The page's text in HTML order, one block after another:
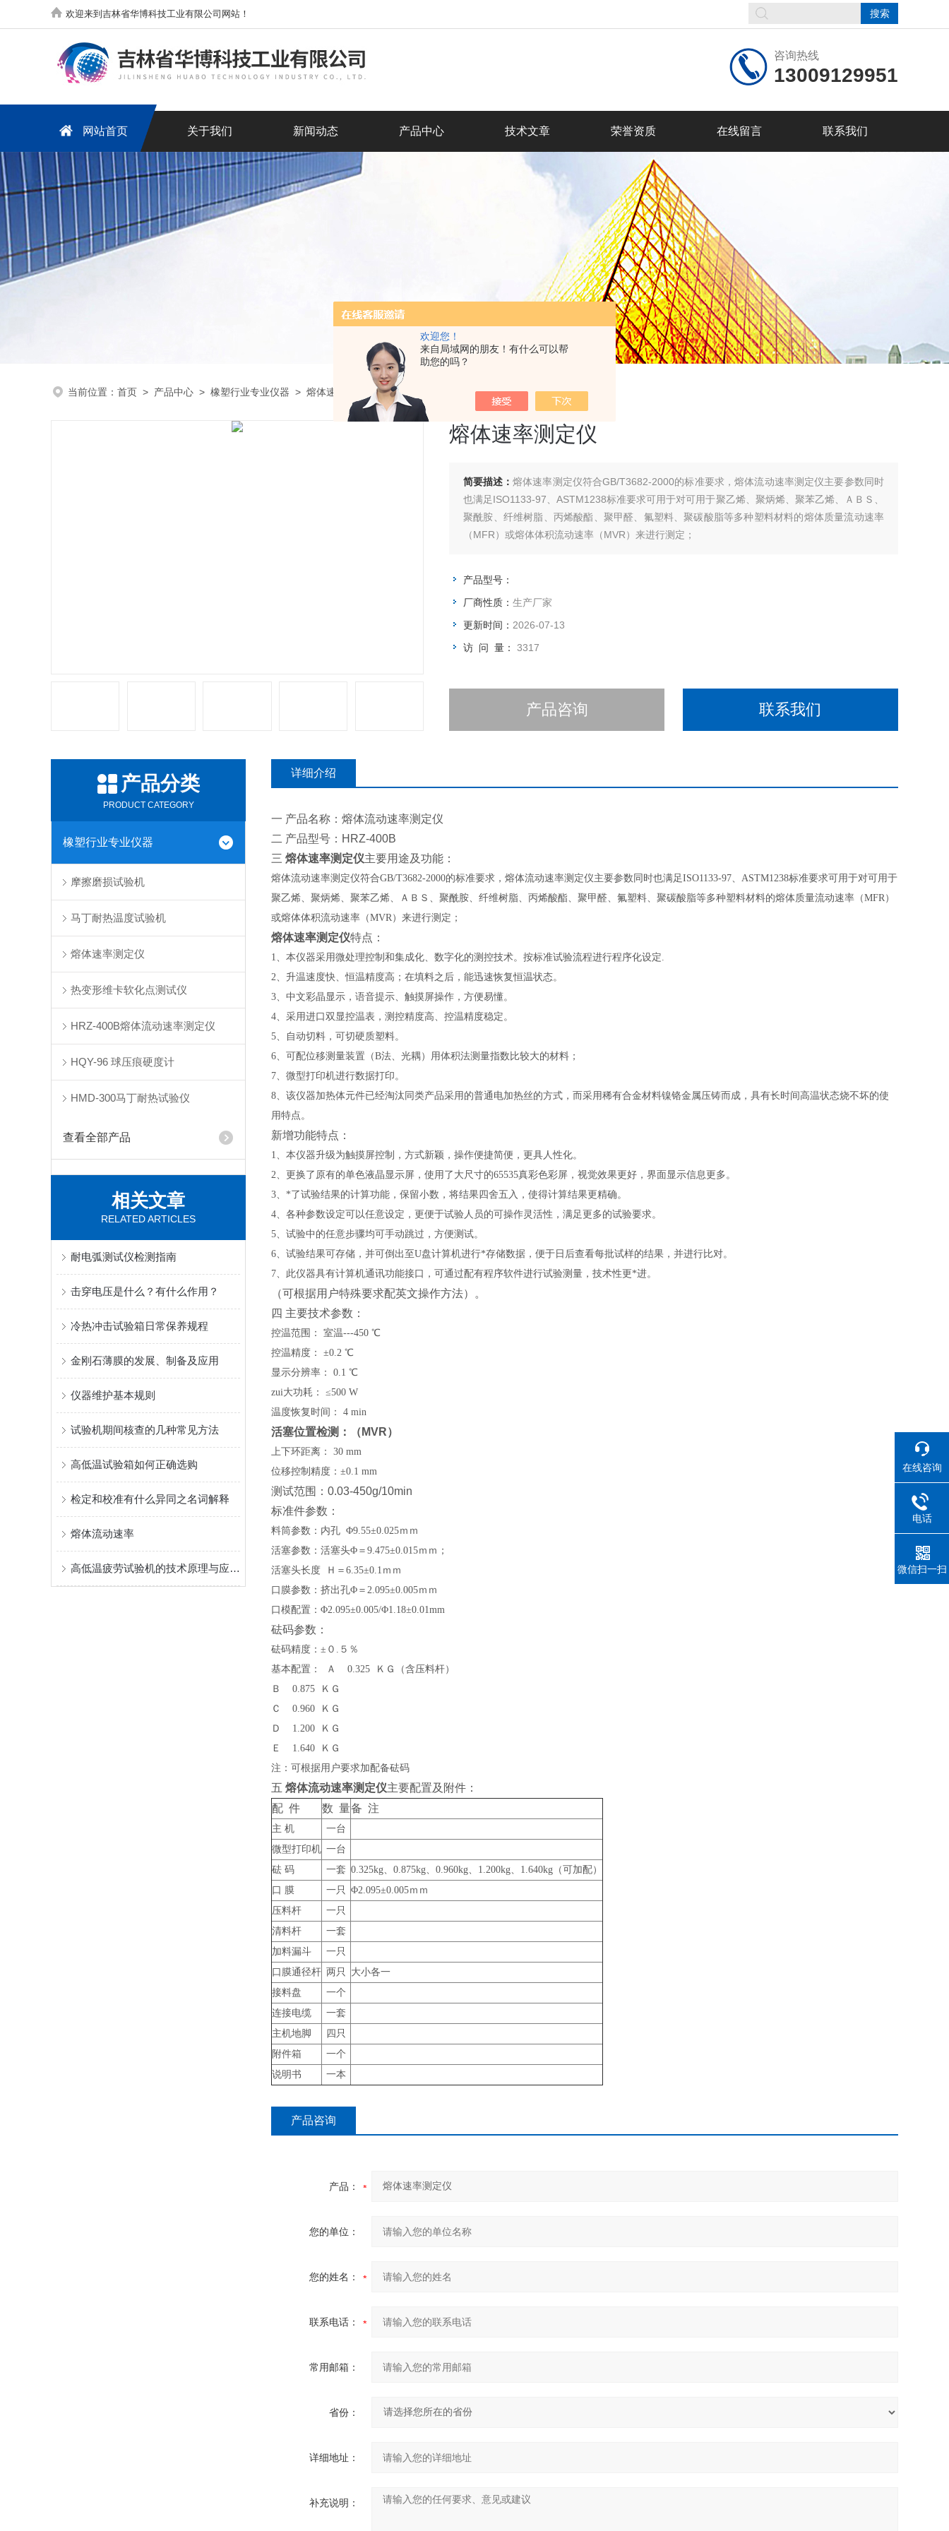
欢迎您！
来自局域网的朋友！有什么可以帮
助您的吗？
欢迎来到吉林省华博科技工业有限公司网站！
咨询热线
13009129951
网站首页 关于我们 新闻动态 产品中心 技术文章 荣誉资质 在线留言 联系我们
当前位置： 首页 > 产品中心 > 橡塑行业专业仪器 > 熔体速率测定仪 >熔体速率测定仪
熔体速率测定仪
简要描述： 熔体速率测定仪符合GB/T3682-2000的标准要求，熔体流动速率测定仪主要参数同时
也满足ISO1133-97、ASTM1238标准要求可用于对可用于聚乙烯、聚炳烯、聚苯乙烯、ＡＢＳ、
聚酰胺、纤维树脂、丙烯酸酯、聚甲醛、氟塑料、聚碳酸脂等多种塑料材料的熔体质量流动速率
（MFR）或熔体体积流动速率（MVR）来进行测定；
产品型号：
厂商性质： 生产厂家
更新时间： 2026-07-13
访 问 量： 3317
产品咨询 联系我们
产品分类
PRODUCT CATEGORY
橡塑行业专业仪器
摩擦磨损试验机
马丁耐热温度试验机
熔体速率测定仪
热变形维卡软化点测试仪
HRZ-400B熔体流动速率测定仪
HQY-96 球压痕硬度计
HMD-300马丁耐热试验仪
查看全部产品
相关文章
RELATED ARTICLES
耐电弧测试仪检测指南
击穿电压是什么？有什么作用？
冷热冲击试验箱日常保养规程
金刚石薄膜的发展、制备及应用
仪器维护基本规则
试验机期间核查的几种常见方法
高低温试验箱如何正确选购
检定和校准有什么异同之名词解释
熔体流动速率
高低温疲劳试验机的技术原理与应用实践
详细介绍
一 产品名称：熔体流动速率测定仪
二 产品型号：HRZ-400B
三 熔体速率测定仪主要用途及功能：
熔体流动速率测定仪符合GB/T3682-2000的标准要求，熔体流动速率测定仪主要参数同时也满足ISO1133-97、ASTM1238标准要求可用于对可用于
聚乙烯、聚炳烯、聚苯乙烯、ＡＢＳ、聚酰胺、纤维树脂、丙烯酸酯、聚甲醛、氟塑料、聚碳酸脂等多种塑料材料的熔体质量流动速率（MFR）
或熔体体积流动速率（MVR）来进行测定；
熔体速率测定仪特点：
1、本仪器采用微处理控制和集成化、数字化的测控技术。 按标准试验流程进行程序化设定.
2、升温速度快、恒温精度高；在填料之后，能迅速恢复恒温状态。
3、中文彩晶显示，语音提示、触摸屏操作，方便易懂。
4、采用进口双显控温表，测控精度高、控温精度稳定。
5、自动切料，可切硬质塑料。
6、可配位移测量装置（B法、光耦）用体积法测量指数比较大的材料；
7、微型打印机进行数据打印。
8、该仪器加热体元件已经淘汰同类产品采用的普通电加热丝的方式，而采用稀有合金材料镍铬金属压铸而成，具有长时间高温状态烧不坏的使
用特点。
新增功能特点：
1、本仪器升级为触摸屏控制，方式新颖，操作便捷简便，更具人性化。
2、更换了原有的单色液晶显示屏，使用了大尺寸的65535真彩色彩屏，视觉效果更好，界面显示信息更多。
3、*了试验结果的计算功能，保留小数，将结果四舍五入，使得计算结果更精确。
4、各种参数设定可以任意设定，更便于试验人员的可操作灵活性，满足更多的试验要求。
5、试验中的任意步骤均可手动跳过，方便测试。
6、试验结果可存储，并可倒出至U盘计算机进行*存储数据，便于日后查看每批试样的结果，并进行比对。
7、此仪器具有计算机通讯功能接口，可通过配有程序软件进行试验测量，技术性更*进。
（可根据用户特殊要求配英文操作方法）。
四 主要技术参数：
控温范围： 室温---450 ℃
控温精度： ±0.2 ℃
显示分辨率： 0.1 ℃
zui大功耗： ≤500 W
温度恢复时间： 4 min
活塞位置检测： （MVR）
上下环距离： 30 mm
位移控制精度：±0.1 mm
测试范围：0.03-450g/10min
标准件参数：
料筒参数：内孔 Φ9.55±0.025ｍｍ
活塞参数：活塞头Φ＝9.475±0.015ｍｍ；
活塞头长度 Ｈ＝6.35±0.1ｍｍ
口膜参数：挤出孔Φ＝2.095±0.005ｍｍ
口模配置：Φ2.095±0.005/Φ1.18±0.01mm
砝码参数：
砝码精度：±０.５％
基本配置： Ａ 0.325 ＫＧ（含压料杆）
Ｂ 0.875 ＫＧ
Ｃ 0.960 ＫＧ
Ｄ 1.200 ＫＧ
Ｅ 1.640 ＫＧ
注：可根据用户要求加配备砝码
五 熔体流动速率测定仪主要配置及附件：
配 件
数 量备 注
主 机
一台
微型打印机 一台
砝 码
一套 0.325kg、0.875kg、0.960kg、1.200kg、1.640kg（可加配）
口 膜
一只 Φ2.095±0.005ｍｍ
压料杆
一只
清料杆
一套
加料漏斗
一只
口膜通径杆 两只
大小各一
接料盘
一个
连接电缆
一套
主机地脚
四只
附件箱
一个
说明书
一本
产品咨询
产品：
您的单位：
您的姓名：
联系电话：
常用邮箱：
省份：
详细地址：
补充说明：
在线咨询
电话
微信扫一扫